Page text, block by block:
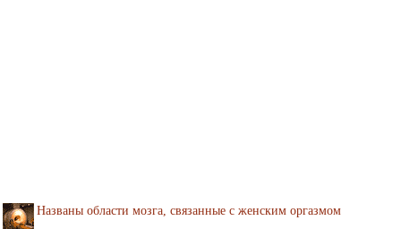
Названы области мозга, связанные с женским оргазмом